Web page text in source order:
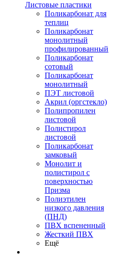
Листовые пластики
Поликарбонат для
теплиц
Поликарбонат
монолитный
профилированный
Поликарбонат
сотовый
Поликарбонат
монолитный
ПЭТ листовой
Акрил (оргстекло)
Полипропилен
листовой
Полистирол
листовой
Поликарбонат
замковый
Монолит и
полистирол с
поверхностью
Призма
Полиэтилен
низкого давления
(ПНД)
ПВХ вспененный
Жесткий ПВХ
Ещё